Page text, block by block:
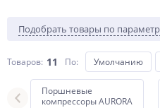
Подобрать товары по
Товаров: 11 По: Умолчанию
Поршневые
компрессоры AURORA